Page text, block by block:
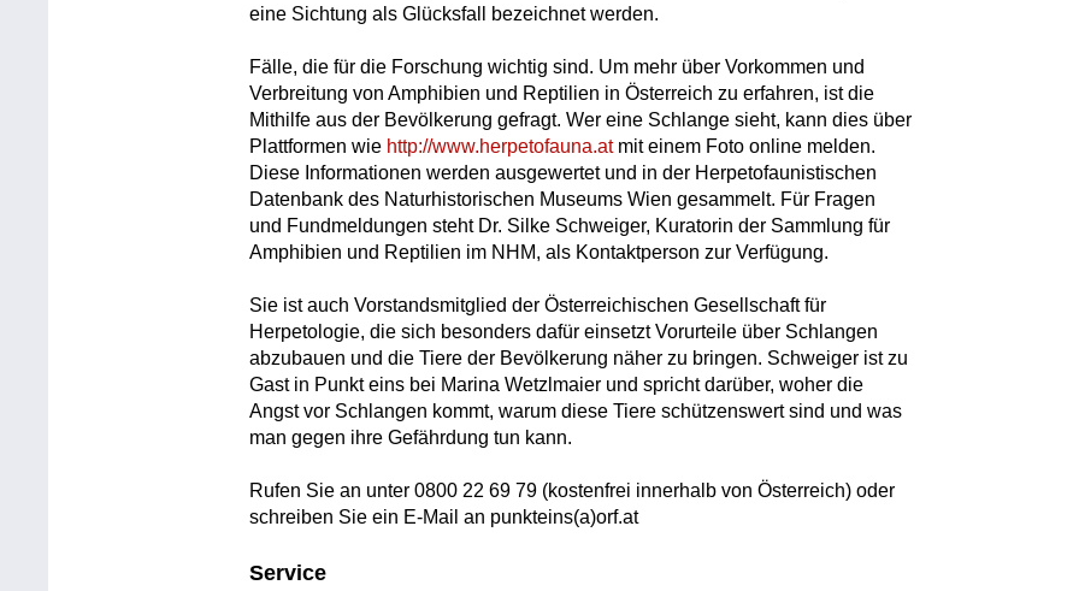
eine Sichtung als Glücksfall bezeichnet werden.
Fälle, die für die Forschung wichtig sind. Um mehr über Vorkommen und
Verbreitung von Amphibien und Reptilien in Österreich zu erfahren, ist die
Mithilfe aus der Bevölkerung gefragt. Wer eine Schlange sieht, kann dies über
Plattformen wie http://www.herpetofauna.atmit einem Foto online melden.
Diese Informationen werden ausgewertet und in der Herpetofaunistischen
Datenbank des Naturhistorischen Museums Wien gesammelt. Für Fragen
und Fundmeldungen steht Dr. Silke Schweiger, Kuratorin der Sammlung für
Amphibien und Reptilien im NHM, als Kontaktperson zur Verfügung.
Sie ist auch Vorstandsmitglied der Österreichischen Gesellschaft für
Herpetologie, die sich besonders dafür einsetzt Vorurteile über Schlangen
abzubauen und die Tiere der Bevölkerung näher zu bringen. Schweiger ist zu
Gast in Punkt eins bei Marina Wetzlmaier und spricht darüber, woher die
Angst vor Schlangen kommt, warum diese Tiere schützenswert sind und was
man gegen ihre Gefährdung tun kann.
Rufen Sie an unter 0800 22 69 79 (kostenfrei innerhalb von Österreich) oder
schreiben Sie ein E-Mail an punkteins(a)orf.at
Service